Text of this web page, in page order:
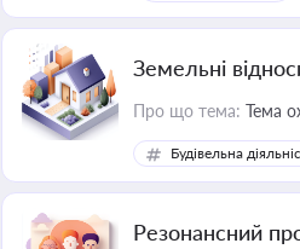
Земельні
Про що тема: Тема
Будівельна
Резонансний